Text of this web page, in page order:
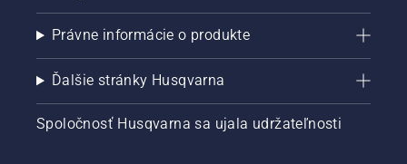
Právne informácie o produkte
Ďalšie stránky Husqvarna
Spoločnosť Husqvarna sa ujala udržateľnosti